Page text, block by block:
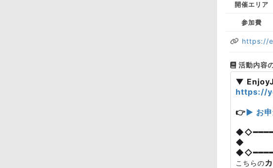
開催エリア
参加費
https://
活動内容
▼
https://
👉▶ お
◆ イ
こちらの